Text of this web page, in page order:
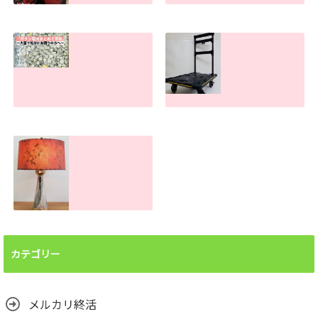
古い物・キズ汚れ
があっても売れま
す！
分のお手伝いしま
とめて買取しま
す。大量でもお任
せください
2026.07.22
せんか？汚れても
売れます！
カテゴリー
メルカリ終活